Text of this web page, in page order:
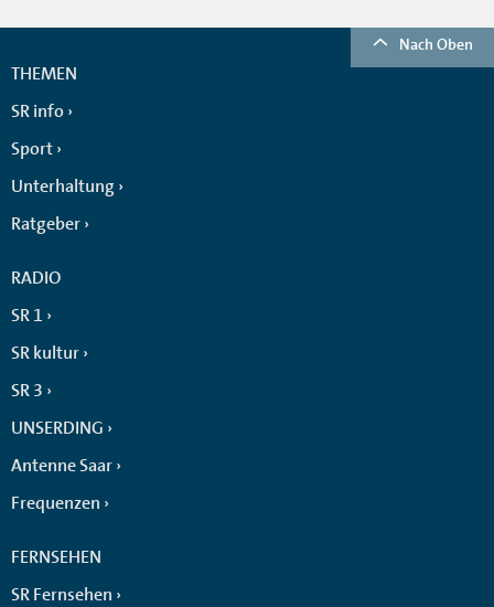
Nach Oben
THEMEN
SR info
Sport
Unterhaltung
Ratgeber
RADIO
SR 1
SR kultur
SR 3
UNSERDING
Antenne Saar
Frequenzen
FERNSEHEN
SR Fernsehen